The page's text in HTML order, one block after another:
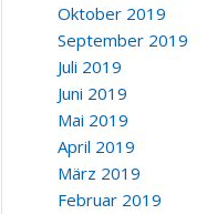
Oktober 2019
September 2019
Juli 2019
Juni 2019
Mai 2019
April 2019
März 2019
Februar 2019